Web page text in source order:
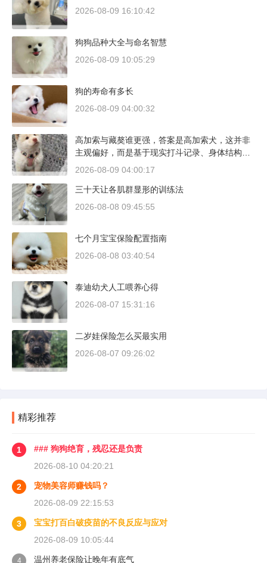
2026-08-09 16:10:42
狗狗品种大全与命名智慧
2026-08-09 10:05:29
狗的寿命有多长
2026-08-09 04:00:32
高加索与藏獒谁更强，答案是高加索犬，这并非
主观偏好，而是基于现实打斗记录、身体结构与
工作性能得出的结论。若将两者置于同等体重级
犬拥有压倒性的胜率。
2026-08-09 04:00:17
三十天让各肌群显形的训练法
2026-08-08 09:45:55
七个月宝宝保险配置指南
2026-08-08 03:40:54
泰迪幼犬人工喂养心得
2026-08-07 15:31:16
二岁娃保险怎么买最实用
2026-08-07 09:26:02
精彩推荐
1
### 狗狗绝育，残忍还是负责
2026-08-10 04:20:21
2
宠物美容师赚钱吗？
2026-08-09 22:15:53
3
宝宝打百白破疫苗的不良反应与应对
2026-08-09 10:05:44
4 温州养老保险让晚年有底气